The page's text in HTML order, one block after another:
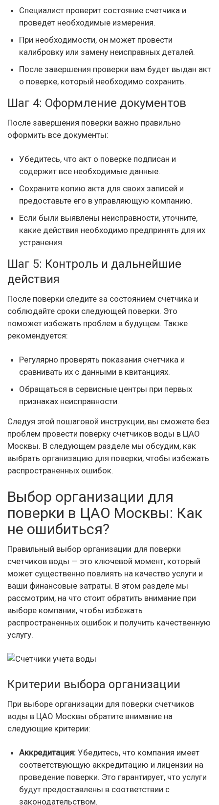
Специалист проверит состояние счетчика и
проведет необходимые измерения.
При необходимости, он может провести
калибровку или замену неисправных деталей.
После завершения проверки вам будет выдан акт
о поверке, который необходимо сохранить.
Шаг 4: Оформление документов
После завершения поверки важно правильно
оформить все документы:
Убедитесь, что акт о поверке подписан и
содержит все необходимые данные.
Сохраните копию акта для своих записей и
предоставьте его в управляющую компанию.
Если были выявлены неисправности, уточните,
какие действия необходимо предпринять для их
устранения.
Шаг 5: Контроль и дальнейшие
действия
После поверки следите за состоянием счетчика и
соблюдайте сроки следующей поверки. Это
поможет избежать проблем в будущем. Также
рекомендуется:
Регулярно проверять показания счетчика и
сравнивать их с данными в квитанциях.
Обращаться в сервисные центры при первых
признаках неисправности.
Следуя этой пошаговой инструкции, вы сможете без
проблем провести поверку счетчиков воды в ЦАО
Москвы. В следующем разделе мы обсудим, как
выбрать организацию для поверки, чтобы избежать
распространенных ошибок.
Выбор организации для
поверки в ЦАО Москвы: Как
не ошибиться?
Правильный выбор организации для поверки
счетчиков воды — это ключевой момент, который
может существенно повлиять на качество услуги и
ваши финансовые затраты. В этом разделе мы
рассмотрим, на что стоит обратить внимание при
выборе компании, чтобы избежать
распространенных ошибок и получить качественную
услугу.
Критерии выбора организации
При выборе организации для поверки счетчиков
воды в ЦАО Москвы обратите внимание на
следующие критерии:
Аккредитация: Убедитесь, что компания имеет
соответствующую аккредитацию и лицензии на
проведение поверки. Это гарантирует, что услуги
будут предоставлены в соответствии с
законодательством.